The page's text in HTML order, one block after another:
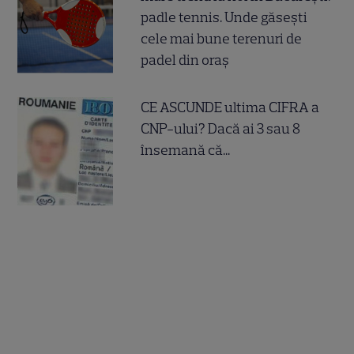
padle tennis. Unde găsești
cele mai bune terenuri de
padel din oraș
CE ASCUNDE ultima CIFRA a
CNP-ului? Dacă ai 3 sau 8
însemană că...